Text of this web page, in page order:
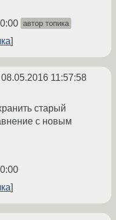
автор топика
08.05.2016 11:57:58
старый
с новым